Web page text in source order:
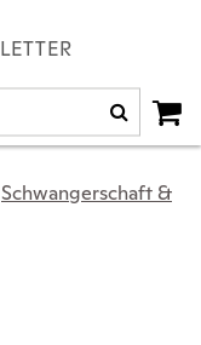
Schwangerschaft &